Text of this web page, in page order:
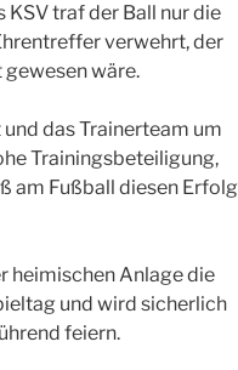
traf der Ball nur die
verwehrt, der
wäre.
das Trainerteam um
Trainingsbeteiligung,
am Fußball diesen Erfolg
heimischen Anlage die
und wird sicherlich
feiern.